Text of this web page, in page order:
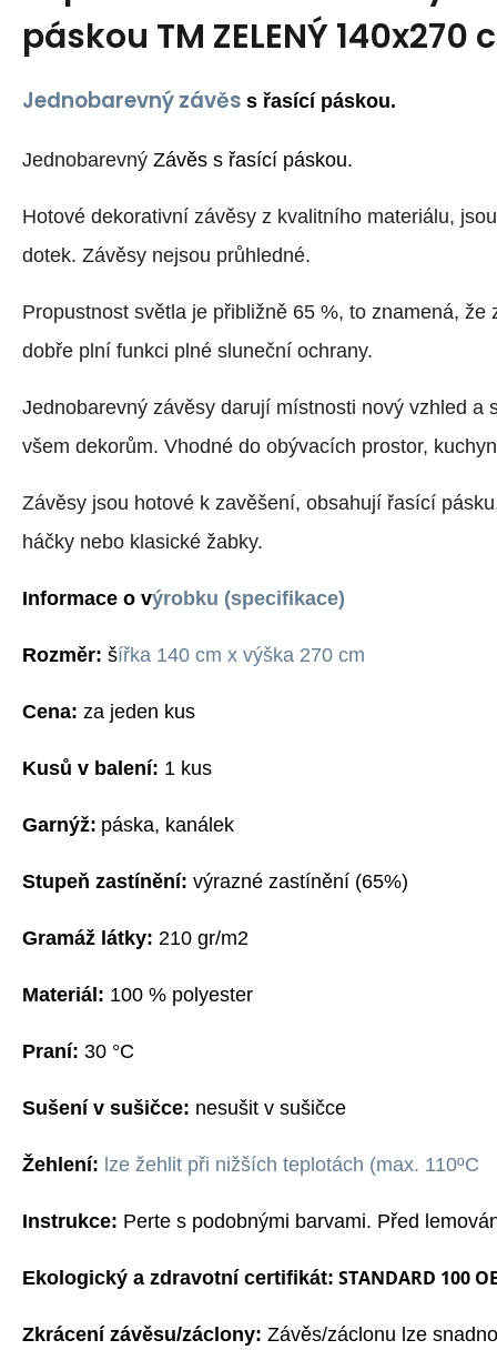
páskou TM ZELENÝ 140x270
Jednobarevný závěs s řasící páskou.
Jednobarevný Závěs s řasící páskou.
Hotové dekorativní závěsy z kvalitního materiálu,
dotek. Závěsy nejsou průhledné.
Propustnost světla je přibližně 65 %, to znamená, že
dobře plní funkci plné sluneční ochrany.
Jednobarevný závěsy darují místnosti nový vzhled a
všem dekorům. Vhodné do obývacích prostor,
Závěsy jsou hotové k zavěšení, obsahují řasící
háčky nebo klasické žabky.
Informace o výrobku (specifikace)
Rozměr: šířka 140 cm x výška 270 cm
Cena: za jeden kus
Kusů v balení: 1 kus
Garnýž: páska, kanálek
Stupeň zastínění: výrazné zastínění (65%)
Gramáž látky: 210 gr/m2
Materiál: 100 % polyester
Praní: 30 °C
Sušení v sušičce: nesušit v sušičce
Žehlení: ze žehlit při nižších teplotách (max. 110ºC
Instrukce: Perte s podobnými barvami. Před
Ekologický a zdravotní certifikát: STANDARD 100
Zkrácení závěsu/záclony: Závěs/záclonu lze